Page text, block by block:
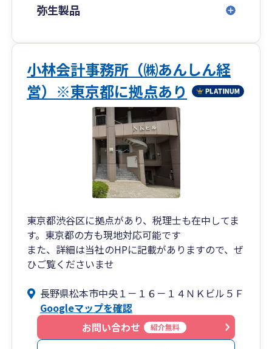
弥生製品
小林会計事務所（㈱あんしん経
営）※東京都に拠点あり
東京都渋谷区に拠点があり、税理士も在中してま
す。東京都の方も現地対応可能です
また、詳細は当社のHPに記載がありますので、ぜ
ひご覧くださいませ
長野県松本市中央１－１６－１４ＮＫビル５Ｆ
Googleマップを確認
お問い合わせ
紹介無料